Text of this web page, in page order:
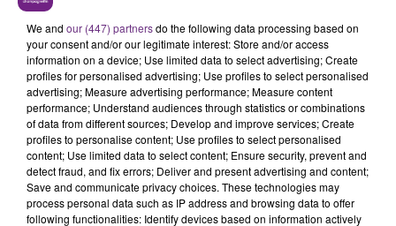
LE MAGASIN JOUÉCLUB DE REIMS FERME
SES PORTES
C'était l'une des institutions du centre-ville
rémois. Le magasin JouéClub est contraint de
fermer ses portes.
TITRES DIFFUSÉS
10h07
10h07 10h04
10h04
We and our (447) partnersdo the following data processing based on
your consent and/or our legitimate interest: Store and/or access
information on a device; Use limited data to select advertising; Create
profiles for personalised advertising; Use profiles to select personalised
advertising; Measure advertising performance; Measure content
performance; Understand audiences through statistics or combinations
of data from different sources; Develop and improve services; Create
profiles to personalise content; Use profiles to select personalised
content; Use limited data to select content; Ensure security, prevent and
detect fraud, and fix errors; Deliver and present advertising and content;
Save and communicate privacy choices. These technologies may
process personal data such as IP address and browsing data to offer
following functionalities: Identify devices based on information actively